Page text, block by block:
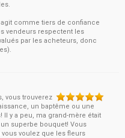
comme tiers de confiance
vendeurs respectent les
par les acheteurs, donc
vous trouverez
un baptême ou une
y a peu, ma grand-mère était
superbe bouquet! Vous
voulez que les fleurs